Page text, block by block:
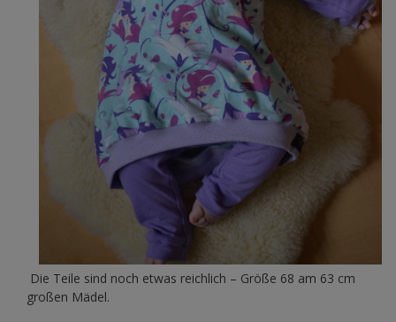
Die Teile sind noch etwas reichlich – Größe 68 am 63 cm
großen Mädel.